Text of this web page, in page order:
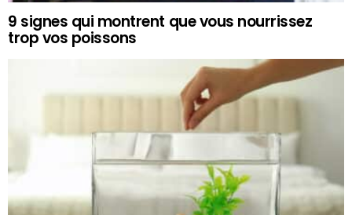
9 signes qui montrent que vous nourrissez
trop vos poissons